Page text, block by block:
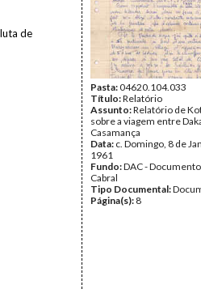
de
Pasta:04620.104.033
Título:Relatório
Assunto:Relatório de
sobre a viagem entre
Casamança
Data: c. Domingo, 8 de
1961
Fundo:DAC -
Cabral
Tipo Documental:
Página(s): 8